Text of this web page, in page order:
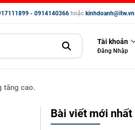
- 0914140366 hoặc kinhdoanh@itw.vn
Tài khoản
Đăng Nhập
tăng cao.
Bài viết mới nhất